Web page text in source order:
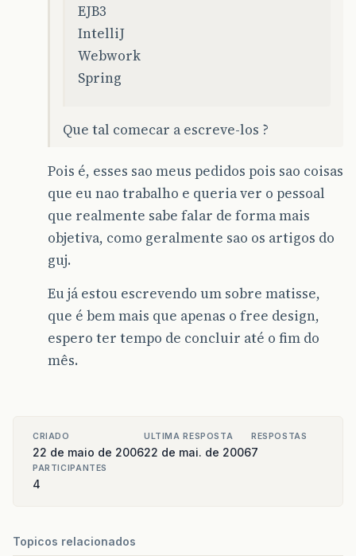
EJB3
IntelliJ
Webwork
Spring
Que tal comecar a escreve-los ?
Pois é, esses sao meus pedidos pois sao coisas
que eu nao trabalho e queria ver o pessoal
que realmente sabe falar de forma mais
objetiva, como geralmente sao os artigos do
guj.
Eu já estou escrevendo um sobre matisse,
que é bem mais que apenas o free design,
espero ter tempo de concluir até o fim do
mês.
CRIADO
22 de maio de 2006
ULTIMA RESPOSTA
22 de mai. de 2006
RESPOSTAS
7
PARTICIPANTES
4
Topicos relacionados